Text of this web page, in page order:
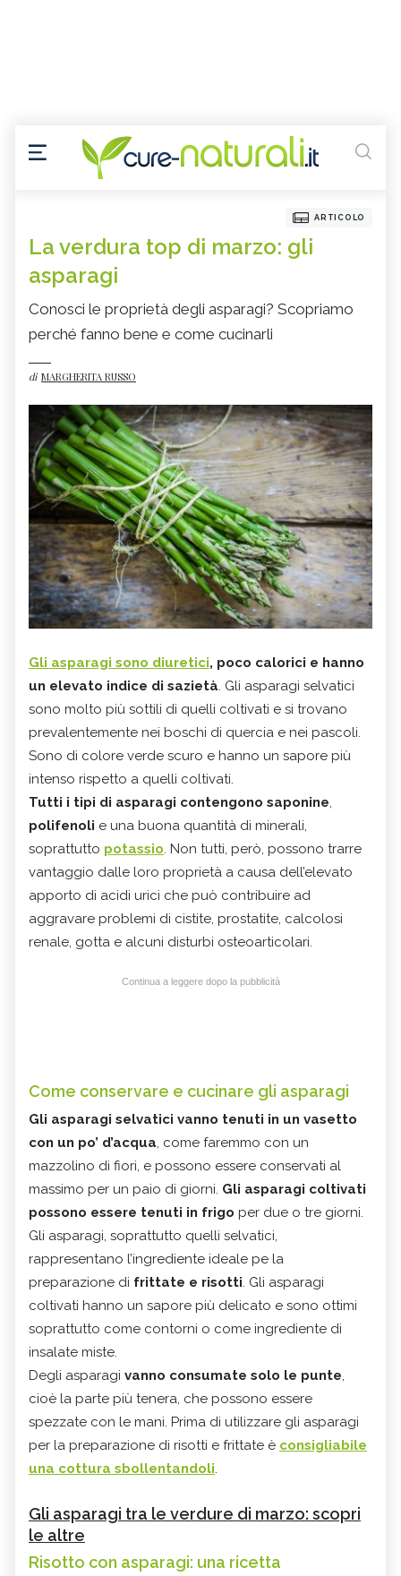
ARTICOLO
La verdura top di marzo: gli
asparagi
Conosci le proprietà degli asparagi? Scopriamo
perché fanno bene e come cucinarli
di MARGHERITA RUSSO
Gli asparagi sono diuretici, poco calorici e hanno
un elevato indice di sazietà. Gli asparagi selvatici
sono molto più sottili di quelli coltivati e si trovano
prevalentemente nei boschi di quercia e nei pascoli.
Sono di colore verde scuro e hanno un sapore più
intenso rispetto a quelli coltivati.
Tutti i tipi di asparagi contengono saponine,
polifenoli e una buona quantità di minerali,
soprattutto potassio. Non tutti, però, possono trarre
vantaggio dalle loro proprietà a causa dell’elevato
apporto di acidi urici che può contribuire ad
aggravare problemi di cistite, prostatite, calcolosi
renale, gotta e alcuni disturbi osteoarticolari.
Continua a leggere dopo la pubblicità
Come conservare e cucinare gli asparagi
Gli asparagi selvatici vanno tenuti in un vasetto
con un po’ d’acqua, come faremmo con un
mazzolino di fiori, e possono essere conservati al
massimo per un paio di giorni. Gli asparagi coltivati
possono essere tenuti in frigo per due o tre giorni.
Gli asparagi, soprattutto quelli selvatici,
rappresentano l’ingrediente ideale pe la
preparazione di frittate e risotti. Gli asparagi
coltivati hanno un sapore più delicato e sono ottimi
soprattutto come contorni o come ingrediente di
insalate miste.
Degli asparagi vanno consumate solo le punte,
cioè la parte più tenera, che possono essere
spezzate con le mani. Prima di utilizzare gli asparagi
per la preparazione di risotti e frittate è consigliabile
una cottura sbollentandoli.
Gli asparagi tra le verdure di marzo: scopri
le altre
Risotto con asparagi: una ricetta